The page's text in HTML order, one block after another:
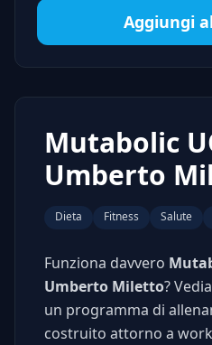
Aggiungi
Mutabolic
Umberto
Dieta Fitness Salute
Funziona davvero
Umberto Miletto?
un programma di
costruito attorno a